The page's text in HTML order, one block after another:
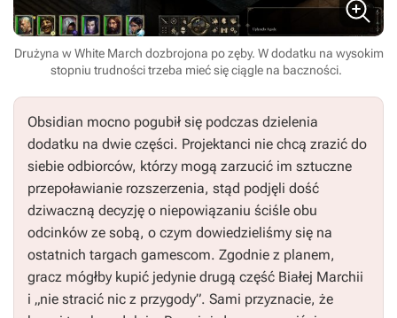
Drużyna w White March dozbrojona po zęby. W dodatku na wysokim
stopniu trudności trzeba mieć się ciągle na baczności.
Obsidian mocno pogubił się podczas dzielenia
dodatku na dwie części. Projektanci nie chcą zrazić do
siebie odbiorców, którzy mogą zarzucić im sztuczne
przepoławianie rozszerzenia, stąd podjęli dość
dziwaczną decyzję o niepowiązaniu ściśle obu
odcinków ze sobą, o czym dowiedzieliśmy się na
ostatnich targach gamescom. Zgodnie z planem,
gracz mógłby kupić jedynie drugą część Białej Marchii
i „nie stracić nic z przygody”. Sami przyznacie, że